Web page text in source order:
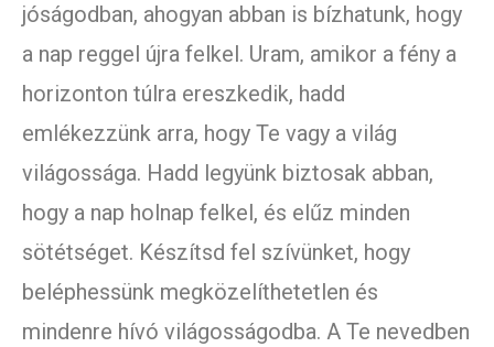
jóságodban, ahogyan abban is bízhatunk, hogy
a nap reggel újra felkel. Uram, amikor a fény a
horizonton túlra ereszkedik, hadd
emlékezzünk arra, hogy Te vagy a világ
világossága. Hadd legyünk biztosak abban,
hogy a nap holnap felkel, és elűz minden
sötétséget. Készítsd fel szívünket, hogy
beléphessünk megközelíthetetlen és
mindenre hívó világosságodba. A Te nevedben